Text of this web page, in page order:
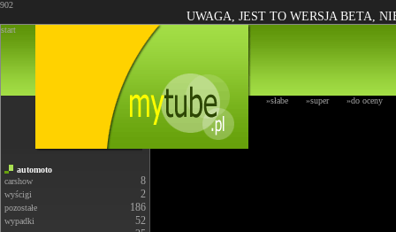
902
UWAGA, JEST TO WERSJA BETA,
start
»słabe »super »do oceny
automoto
carshow
8
wyścigi 2
pozostałe 186
wypadki 52